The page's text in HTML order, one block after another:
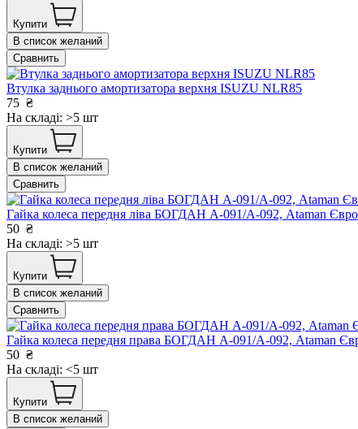
Купити
В список желаний
Сравнить
Втулка заднього амортизатора верхня ISUZU NLR85
75 ₴
На складі: >5 шт
Купити
В список желаний
Сравнить
Гайка колеса передня ліва БОГДАН А-091/А-092, Ataman
50 ₴
На складі: >5 шт
Купити
В список желаний
Сравнить
Гайка колеса передня права БОГДАН А-091/А-092, Ataman
50 ₴
На складі: <5 шт
Купити
В список желаний